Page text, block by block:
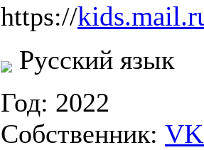
https://
Русский язык
Год: 2022
Собственник: